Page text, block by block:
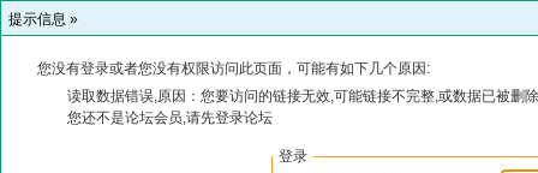
提示信息 »
您没有登录或者您没有权限访问此页面，可能有如下几个原因:
读取数据错误,原因：您要访问的链接无效,可能链接不完整,或数据已被删
您还不是论坛会员,请先登录论坛
登录